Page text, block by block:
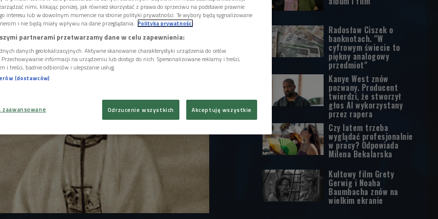
że można mieć wszystko i tak naprawdę
Magdalena Lamparska, aktorka i
albo nic. #jak Pola Negri"
Radosław Ciszek o
banknotach. "W
cyfrowym świecie to
piękny analogowy
przedmiot"
Kanye West znów
pozwany. Producent
twierdzi, że stworzył
głos AI wykorzystany
przez rapera
Czy latem trzeba
wyglądać profesjonalnie
w pracy? Odpowiada
Milena Bekalarska
Kultowy film Grety
Gerwig i Noaha
Baumbacha znów na
wielkim ekranie
nimi, klikając poniżej, jak również skorzystać z prawa do sprzeciwu na podstawie prawnie
interesu lub w dowolnym momencie na stronie polityki prywatności. Te wybory będą sygnalizowane
i nie będą miały wpływu na dane przeglądania. Polityka prywatności
partnerami przetwarzamy dane w celu zapewnienia:
danych geolokalizacyjnych. Aktywne skanowanie charakterystyki urządzenia do celów
informacji na urządzeniu lub dostęp do nich. Spersonalizowane reklamy i treści,
i treści, badnie odbiorców i ulepszanie usług.
(dostawców)
Odrzucenie wszystkich Akceptuję wszystkie